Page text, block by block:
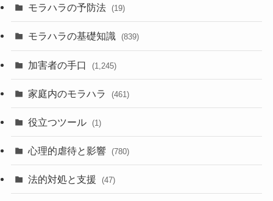
モラハラの予防法 (19)
モラハラの基礎知識 (839)
加害者の手口 (1,245)
家庭内のモラハラ (461)
役立つツール (1)
心理的虐待と影響 (780)
法的対処と支援 (47)